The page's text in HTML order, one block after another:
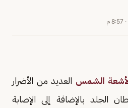
· 8:57 م
الشمس العديد من الأضرار
الجلد بالإضافة إلى الإصابة